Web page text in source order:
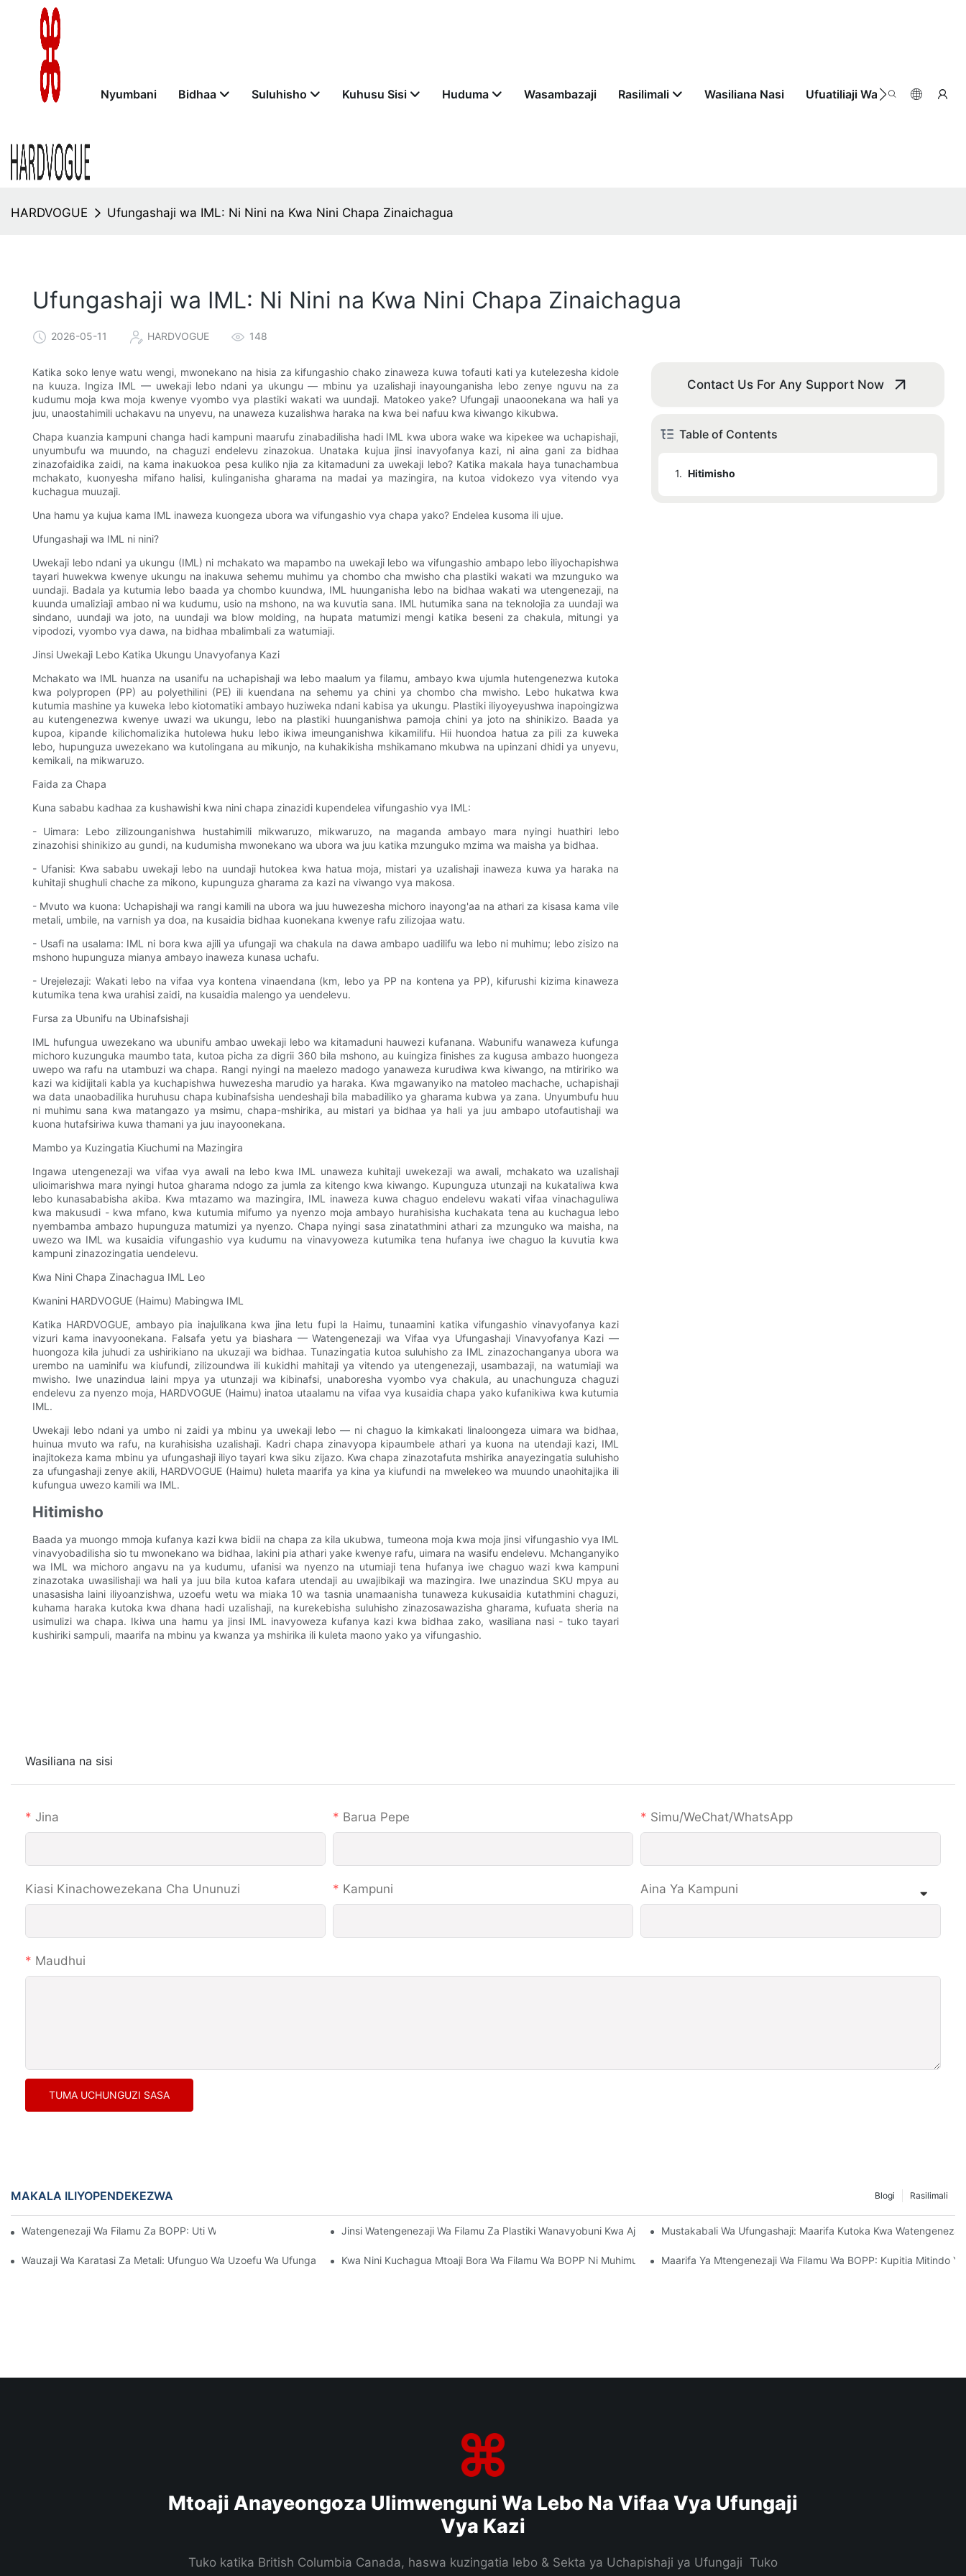
Nyumbani Bidhaa Suluhisho Kuhusu Sisi Huduma Wasambazaji Rasilimali Wasiliana Nasi Ufuatiliaji Wa Agizo
HARDVOGUE Ufungashaji wa IML: Ni Nini na Kwa Nini Chapa Zinaichagua
Ufungashaji wa IML: Ni Nini na Kwa Nini Chapa Zinaichagua
2026-05-11 HARDVOGUE 148
Katika soko lenye watu wengi, mwonekano na hisia za kifungashio chako zinaweza kuwa tofauti kati ya kutelezesha kidole
na kuuza. Ingiza IML — uwekaji lebo ndani ya ukungu — mbinu ya uzalishaji inayounganisha lebo zenye nguvu na za
kudumu moja kwa moja kwenye vyombo vya plastiki wakati wa uundaji. Matokeo yake? Ufungaji unaoonekana wa hali ya
juu, unaostahimili uchakavu na unyevu, na unaweza kuzalishwa haraka na kwa bei nafuu kwa kiwango kikubwa.
Chapa kuanzia kampuni changa hadi kampuni maarufu zinabadilisha hadi IML kwa ubora wake wa kipekee wa uchapishaji,
unyumbufu wa muundo, na chaguzi endelevu zinazokua. Unataka kujua jinsi inavyofanya kazi, ni aina gani za bidhaa
zinazofaidika zaidi, na kama inakuokoa pesa kuliko njia za kitamaduni za uwekaji lebo? Katika makala haya tunachambua
mchakato, kuonyesha mifano halisi, kulinganisha gharama na madai ya mazingira, na kutoa vidokezo vya vitendo vya
kuchagua muuzaji.
Una hamu ya kujua kama IML inaweza kuongeza ubora wa vifungashio vya chapa yako? Endelea kusoma ili ujue.
Ufungashaji wa IML ni nini?
Uwekaji lebo ndani ya ukungu (IML) ni mchakato wa mapambo na uwekaji lebo wa vifungashio ambapo lebo iliyochapishwa
tayari huwekwa kwenye ukungu na inakuwa sehemu muhimu ya chombo cha mwisho cha plastiki wakati wa mzunguko wa
uundaji. Badala ya kutumia lebo baada ya chombo kuundwa, IML huunganisha lebo na bidhaa wakati wa utengenezaji, na
kuunda umaliziaji ambao ni wa kudumu, usio na mshono, na wa kuvutia sana. IML hutumika sana na teknolojia za uundaji wa
sindano, uundaji wa joto, na uundaji wa blow molding, na hupata matumizi mengi katika beseni za chakula, mitungi ya
vipodozi, vyombo vya dawa, na bidhaa mbalimbali za watumiaji.
Jinsi Uwekaji Lebo Katika Ukungu Unavyofanya Kazi
Mchakato wa IML huanza na usanifu na uchapishaji wa lebo maalum ya filamu, ambayo kwa ujumla hutengenezwa kutoka
kwa polypropen (PP) au polyethilini (PE) ili kuendana na sehemu ya chini ya chombo cha mwisho. Lebo hukatwa kwa
kutumia mashine ya kuweka lebo kiotomatiki ambayo huziweka ndani kabisa ya ukungu. Plastiki iliyoyeyushwa inapoingizwa
au kutengenezwa kwenye uwazi wa ukungu, lebo na plastiki huunganishwa pamoja chini ya joto na shinikizo. Baada ya
kupoa, kipande kilichomalizika hutolewa huku lebo ikiwa imeunganishwa kikamilifu. Hii huondoa hatua za pili za kuweka
lebo, hupunguza uwezekano wa kutolingana au mikunjo, na kuhakikisha mshikamano mkubwa na upinzani dhidi ya unyevu,
kemikali, na mikwaruzo.
Faida za Chapa
Kuna sababu kadhaa za kushawishi kwa nini chapa zinazidi kupendelea vifungashio vya IML:
- Uimara: Lebo zilizounganishwa hustahimili mikwaruzo, mikwaruzo, na maganda ambayo mara nyingi huathiri lebo
zinazohisi shinikizo au gundi, na kudumisha mwonekano wa ubora wa juu katika mzunguko mzima wa maisha ya bidhaa.
- Ufanisi: Kwa sababu uwekaji lebo na uundaji hutokea kwa hatua moja, mistari ya uzalishaji inaweza kuwa ya haraka na
kuhitaji shughuli chache za mikono, kupunguza gharama za kazi na viwango vya makosa.
- Mvuto wa kuona: Uchapishaji wa rangi kamili na ubora wa juu huwezesha michoro inayong'aa na athari za kisasa kama vile
metali, umbile, na varnish ya doa, na kusaidia bidhaa kuonekana kwenye rafu zilizojaa watu.
- Usafi na usalama: IML ni bora kwa ajili ya ufungaji wa chakula na dawa ambapo uadilifu wa lebo ni muhimu; lebo zisizo na
mshono hupunguza mianya ambayo inaweza kunasa uchafu.
- Urejelezaji: Wakati lebo na vifaa vya kontena vinaendana (km, lebo ya PP na kontena ya PP), kifurushi kizima kinaweza
kutumika tena kwa urahisi zaidi, na kusaidia malengo ya uendelevu.
Fursa za Ubunifu na Ubinafsishaji
IML hufungua uwezekano wa ubunifu ambao uwekaji lebo wa kitamaduni hauwezi kufanana. Wabunifu wanaweza kufunga
michoro kuzunguka maumbo tata, kutoa picha za digrii 360 bila mshono, au kuingiza finishes za kugusa ambazo huongeza
uwepo wa rafu na utambuzi wa chapa. Rangi nyingi na maelezo madogo yanaweza kurudiwa kwa kiwango, na mtiririko wa
kazi wa kidijitali kabla ya kuchapishwa huwezesha marudio ya haraka. Kwa mgawanyiko na matoleo machache, uchapishaji
wa data unaobadilika huruhusu chapa kubinafsisha uendeshaji bila mabadiliko ya gharama kubwa ya zana. Unyumbufu huu
ni muhimu sana kwa matangazo ya msimu, chapa-mshirika, au mistari ya bidhaa ya hali ya juu ambapo utofautishaji wa
kuona hutafsiriwa kuwa thamani ya juu inayoonekana.
Mambo ya Kuzingatia Kiuchumi na Mazingira
Ingawa utengenezaji wa vifaa vya awali na lebo kwa IML unaweza kuhitaji uwekezaji wa awali, mchakato wa uzalishaji
ulioimarishwa mara nyingi hutoa gharama ndogo za jumla za kitengo kwa kiwango. Kupunguza utunzaji na kukataliwa kwa
lebo kunasababisha akiba. Kwa mtazamo wa mazingira, IML inaweza kuwa chaguo endelevu wakati vifaa vinachaguliwa
kwa makusudi - kwa mfano, kwa kutumia mifumo ya nyenzo moja ambayo hurahisisha kuchakata tena au kuchagua lebo
nyembamba ambazo hupunguza matumizi ya nyenzo. Chapa nyingi sasa zinatathmini athari za mzunguko wa maisha, na
uwezo wa IML wa kusaidia vifungashio vya kudumu na vinavyoweza kutumika tena hufanya iwe chaguo la kuvutia kwa
kampuni zinazozingatia uendelevu.
Kwa Nini Chapa Zinachagua IML Leo
Kwanini HARDVOGUE (Haimu) Mabingwa IML
Katika HARDVOGUE, ambayo pia inajulikana kwa jina letu fupi la Haimu, tunaamini katika vifungashio vinavyofanya kazi
vizuri kama inavyoonekana. Falsafa yetu ya biashara — Watengenezaji wa Vifaa vya Ufungashaji Vinavyofanya Kazi —
huongoza kila juhudi za ushirikiano na ukuzaji wa bidhaa. Tunazingatia kutoa suluhisho za IML zinazochanganya ubora wa
urembo na uaminifu wa kiufundi, zilizoundwa ili kukidhi mahitaji ya vitendo ya utengenezaji, usambazaji, na watumiaji wa
mwisho. Iwe unazindua laini mpya ya utunzaji wa kibinafsi, unaboresha vyombo vya chakula, au unachunguza chaguzi
endelevu za nyenzo moja, HARDVOGUE (Haimu) inatoa utaalamu na vifaa vya kusaidia chapa yako kufanikiwa kwa kutumia
IML.
Uwekaji lebo ndani ya umbo ni zaidi ya mbinu ya uwekaji lebo — ni chaguo la kimkakati linaloongeza uimara wa bidhaa,
huinua mvuto wa rafu, na kurahisisha uzalishaji. Kadri chapa zinavyopa kipaumbele athari ya kuona na utendaji kazi, IML
inajitokeza kama mbinu ya ufungashaji iliyo tayari kwa siku zijazo. Kwa chapa zinazotafuta mshirika anayezingatia suluhisho
za ufungashaji zenye akili, HARDVOGUE (Haimu) huleta maarifa ya kina ya kiufundi na mwelekeo wa muundo unaohitajika ili
kufungua uwezo kamili wa IML.
Hitimisho
Baada ya muongo mmoja kufanya kazi kwa bidii na chapa za kila ukubwa, tumeona moja kwa moja jinsi vifungashio vya IML
vinavyobadilisha sio tu mwonekano wa bidhaa, lakini pia athari yake kwenye rafu, uimara na wasifu endelevu. Mchanganyiko
wa IML wa michoro angavu na ya kudumu, ufanisi wa nyenzo na utumiaji tena hufanya iwe chaguo wazi kwa kampuni
zinazotaka uwasilishaji wa hali ya juu bila kutoa kafara utendaji au uwajibikaji wa mazingira. Iwe unazindua SKU mpya au
unasasisha laini iliyoanzishwa, uzoefu wetu wa miaka 10 wa tasnia unamaanisha tunaweza kukusaidia kutathmini chaguzi,
kuhama haraka kutoka kwa dhana hadi uzalishaji, na kurekebisha suluhisho zinazosawazisha gharama, kufuata sheria na
usimulizi wa chapa. Ikiwa una hamu ya jinsi IML inavyoweza kufanya kazi kwa bidhaa zako, wasiliana nasi - tuko tayari
kushiriki sampuli, maarifa na mbinu ya kwanza ya mshirika ili kuleta maono yako ya vifungashio.
Contact Us For Any Support Now
Table of Contents
1. Hitimisho
Wasiliana na sisi
Jina Barua Pepe Simu/WeChat/WhatsApp
Kiasi Kinachowezekana Cha Ununuzi Kampuni Aina Ya Kampuni
Maudhui
TUMA UCHUNGUZI SASA
MAKALA ILIYOPENDEKEZWA Rasilimali
Blogi
Watengenezaji Wa Filamu Za BOPP: Uti Wa Mgongo Wa Ufungashaji UnaonyumbulikaJinsi Watengenezaji Wa Filamu Za Plastiki Wanavyobuni Kwa Ajili Ya UendelevuMustakabali Wa Ufungashaji: Maarifa Kutoka Kwa
Wauzaji Wa Karatasi Za Metali: Ufunguo Wa Uzoefu Wa Ufungashaji Wa AnasaKwa Nini Kuchagua Mtoaji Bora Wa Filamu Wa BOPP Ni Muhimu Kwa Biashara YakoMaarifa Ya Mtengenezaji Wa Filamu Wa BOPP: Kupitia Mitindo
Mtoaji Anayeongoza Ulimwenguni Wa Lebo Na Vifaa Vya Ufungaji
Vya Kazi
Tuko katika British Columbia Canada, haswa kuzingatia lebo & Sekta ya Uchapishaji ya Ufungaji Tuko